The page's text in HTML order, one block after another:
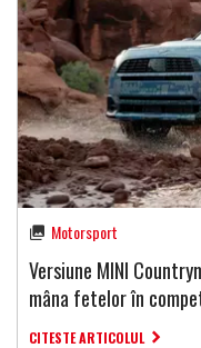
Motorsport
Versiune MINI
mâna fetelor în
CITESTE ARTICOLUL